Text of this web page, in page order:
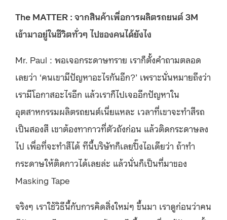
The MATTER : จากสินค้าเพื่อการผลิตรถยนต์ 3M
เข้ามาอยู่ในชีวิตทั่วๆ ไปของคนได้ยังไง
Mr. Paul : พอเจอกระดาษทราย เราก็ตั้งคำถามตลอด
เลยว่า ‘คนเขามีปัญหาอะไรกันอีก?’ เพราะนั่นหมายถึงว่า
เรามีโอกาสอะไรอีก แล้วเราก็ไปเจออีกปัญหาใน
อุตสาหกรรมผลิตรถยนต์เนี่ยแหละ เวลาที่เขาจะทำสีรถ
เป็นสองสี เขาต้องทากาวที่ตัวถังก่อน แล้วติดกระดาษลง
ไป เพื่อที่จะทำสีได้ ทีนี้บริษัทก็เลยปิ๊งไอเดียว่า ถ้าทำ
กระดาษให้ติดกาวได้เลยล่ะ แล้วนั่นก็เป็นที่มาของ
Masking Tape
จริงๆ เราใช้วิธีนี้กับการคิดสิ่งใหม่ๆ ขึ้นมา เราดูก่อนว่าคน